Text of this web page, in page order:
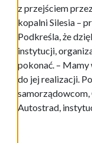
z przejściem
kopalni Silesia –
Podkreśla, że
instytucji,
pokonać. –
do jej realizacji.
Autostrad,